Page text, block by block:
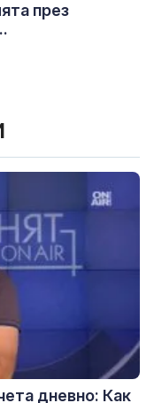
през
дневно: Как